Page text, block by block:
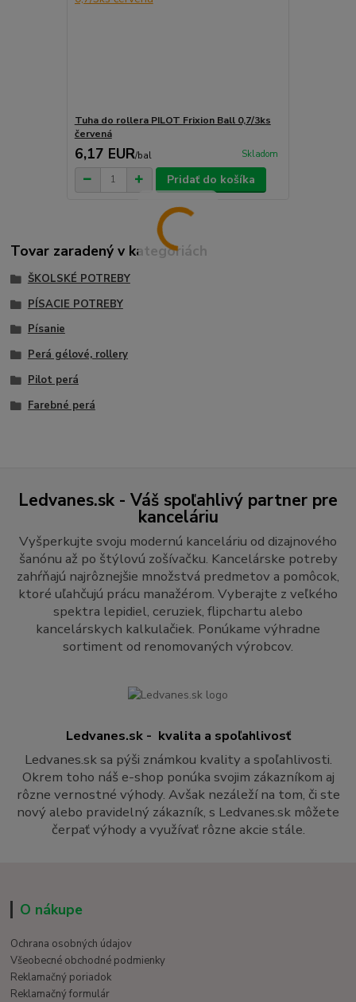
Tuha do rollera PILOT Frixion Ball 0,7/3ks
červená
6,17 EUR/bal Skladom
Pridať do košíka
Tovar zaradený v kategóriách
ŠKOLSKÉ POTREBY
PÍSACIE POTREBY
Písanie
Perá gélové, rollery
Pilot perá
Farebné perá
Ledvanes.sk - Váš spoľahlivý partner pre
kanceláriu
Vyšperkujte svoju modernú kanceláriu od dizajnového
šanónu až po štýlovú zošívačku. Kancelárske potreby
zahŕňajú najrôznejšie množstvá predmetov a pomôcok,
ktoré uľahčujú prácu manažérom. Vyberajte z veľkého
spektra lepidiel, ceruziek, flipchartu alebo
kancelárskych kalkulačiek. Ponúkame výhradne
sortiment od renomovaných výrobcov.
Ledvanes.sk - kvalita a spoľahlivosť
Ledvanes.sk sa pýši známkou kvality a spoľahlivosti.
Okrem toho náš e-shop ponúka svojim zákazníkom aj
rôzne vernostné výhody. Avšak nezáleží na tom, či ste
nový alebo pravidelný zákazník, s Ledvanes.sk môžete
čerpať výhody a využívať rôzne akcie stále.
O nákupe
Ochrana osobných údajov
Všeobecné obchodné podmienky
Reklamačný poriadok
Reklamačný formulár